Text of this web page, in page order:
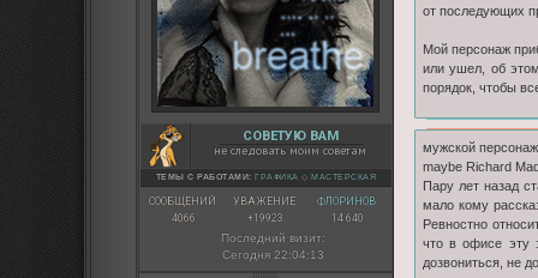
СОВЕТУЮ ВАМ
не следовать моим советам
ТЕМЫ С РАБОТАМИ: ГРАФИКА ◇ МАСТЕРСКАЯ
СООБЩЕНИЙ:
4066
УВАЖЕНИЕ:
+19923
ФЛОРИНОВ:
14 640
Последний визит:
Сегодня 22:04:13
от последующих
Мой персонаж
или ушел, об
порядок, чтобы
мужской
maybe Richard
Пару лет назад
мало кому
Ревностно
что в офисе эту
дозвониться, не